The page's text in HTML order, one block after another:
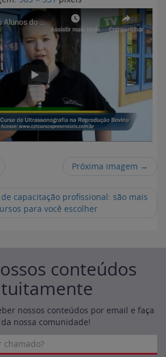
Próxima imagem →
capacitação profissional: são mais
para você escolher
conteúdos
nossos conteúdos por email e faça
nossa comunidade!